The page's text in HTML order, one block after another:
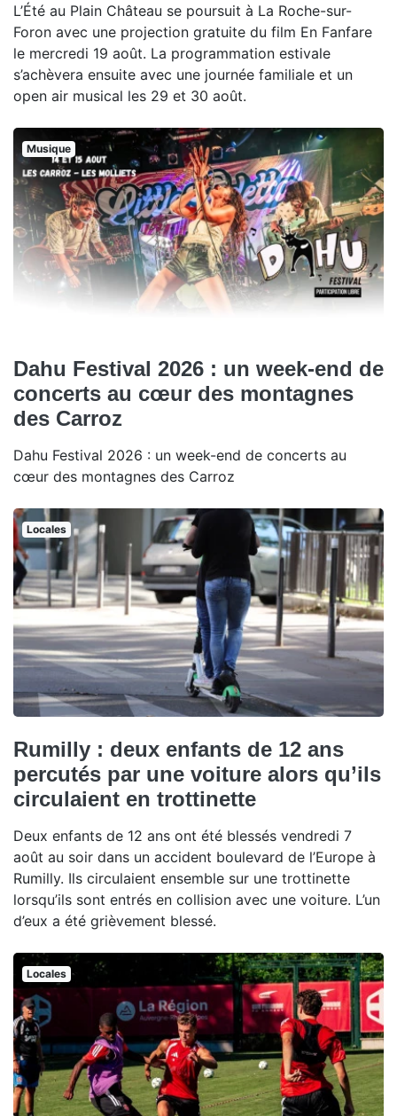
L’Été au Plain Château se poursuit à La Roche-sur-
Foron avec une projection gratuite du film En Fanfare
le mercredi 19 août. La programmation estivale
s’achèvera ensuite avec une journée familiale et un
open air musical les 29 et 30 août.
Musique
Dahu Festival 2026 : un week-end de
concerts au cœur des montagnes
des Carroz
Dahu Festival 2026 : un week-end de concerts au
cœur des montagnes des Carroz
Locales
Rumilly : deux enfants de 12 ans
percutés par une voiture alors qu’ils
circulaient en trottinette
Deux enfants de 12 ans ont été blessés vendredi 7
août au soir dans un accident boulevard de l’Europe à
Rumilly. Ils circulaient ensemble sur une trottinette
lorsqu’ils sont entrés en collision avec une voiture. L’un
d’eux a été grièvement blessé.
Locales